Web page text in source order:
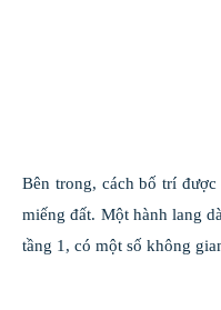
Bên trong, cách bố trí
miếng đất. Một hành lang
tầng 1, có một số không